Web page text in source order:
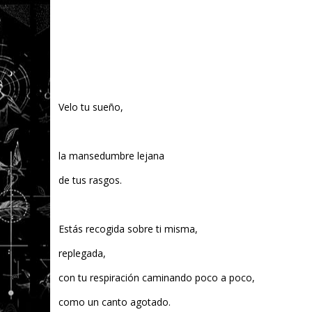
Velo tu sueño,
la mansedumbre lejana
de tus rasgos.
Estás recogida sobre ti misma,
replegada,
con tu respiración caminando poco a poco,
como un canto agotado.